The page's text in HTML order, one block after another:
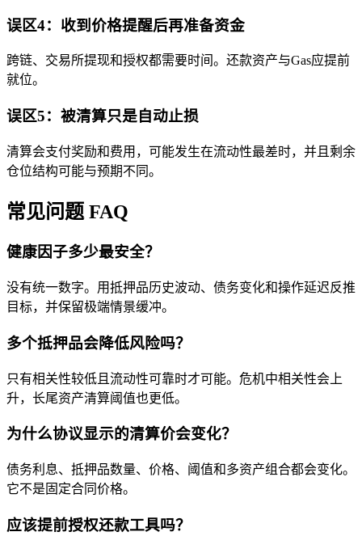
误区4：收到价格提醒后再准备资金
跨链、交易所提现和授权都需要时间。还款资产与Gas应提前
就位。
误区5：被清算只是自动止损
清算会支付奖励和费用，可能发生在流动性最差时，并且剩余
仓位结构可能与预期不同。
常见问题 FAQ
健康因子多少最安全？
没有统一数字。用抵押品历史波动、债务变化和操作延迟反推
目标，并保留极端情景缓冲。
多个抵押品会降低风险吗？
只有相关性较低且流动性可靠时才可能。危机中相关性会上
升，长尾资产清算阈值也更低。
为什么协议显示的清算价会变化？
债务利息、抵押品数量、价格、阈值和多资产组合都会变化。
它不是固定合同价格。
应该提前授权还款工具吗？